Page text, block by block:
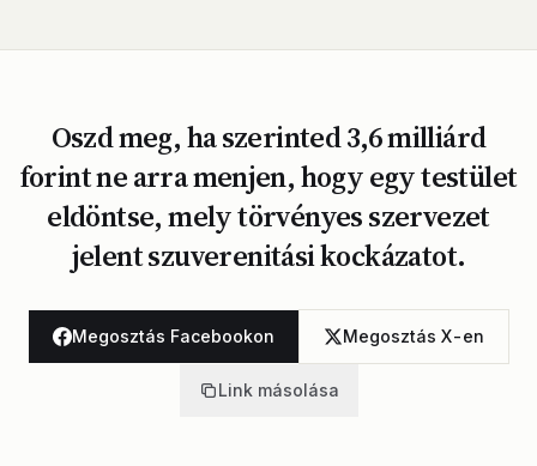
Oszd meg, ha szerinted 3,6 milliárd
forint ne arra menjen, hogy egy testület
eldöntse, mely törvényes szervezet
jelent szuverenitási kockázatot.
Megosztás Facebookon Megosztás X-en
Link másolása